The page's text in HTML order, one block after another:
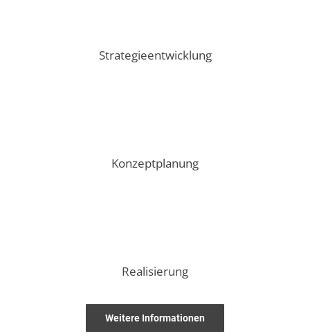
Strategieentwicklung
Konzeptplanung
Realisierung
Weitere Informationen